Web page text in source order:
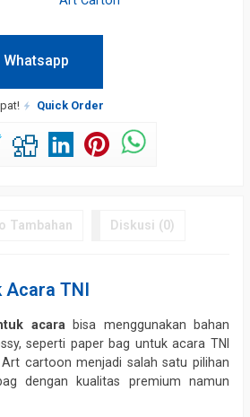
Quick Order
Tambahan Diskusi (0)
Acara TNI
acarabisa menggunakan bahan
seperti paper bag untuk acara TNI
cartoon menjadi salah satu pilihan
dengan kualitas premium namun